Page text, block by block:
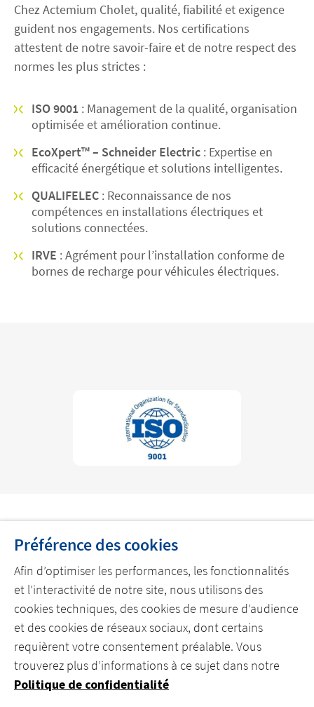
Chez Actemium Cholet, qualité, fiabilité et exigence
guident nos engagements. Nos certifications
attestent de notre savoir-faire et de notre respect des
normes les plus strictes :
ISO 9001 : Management de la qualité, organisation
optimisée et amélioration continue.
EcoXpert™ – Schneider Electric : Expertise en
efficacité énergétique et solutions intelligentes.
QUALIFELEC : Reconnaissance de nos
compétences en installations électriques et
solutions connectées.
IRVE : Agrément pour l’installation conforme de
bornes de recharge pour véhicules électriques.
DÉCOUVREZ NOS OFFRES
DÉCOUVREZ ACTEMIUM
REJOIGNEZ NOS ÉQUIPES
CONTACTEZ-NOUS
Préférence des cookies
Afin d’optimiser les performances, les fonctionnalités
et l’interactivité de notre site, nous utilisons des
cookies techniques, des cookies de mesure d’audience
et des cookies de réseaux sociaux, dont certains
requièrent votre consentement préalable. Vous
trouverez plus d’informations à ce sujet dans notre
Politique de confidentialité